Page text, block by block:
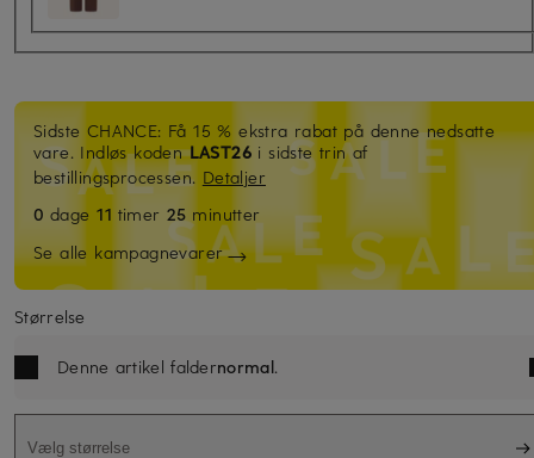
Sidste CHANCE: Få 15 % ekstra rabat på denne nedsatte
vare. Indløs kodenLAST26 i sidste trin af
bestillingsprocessen. Detaljer
0 dage11 timer 25 minutter
Se alle kampagnevarer
Størrelse
Denne artikel faldernormal.
Vælg størrelse